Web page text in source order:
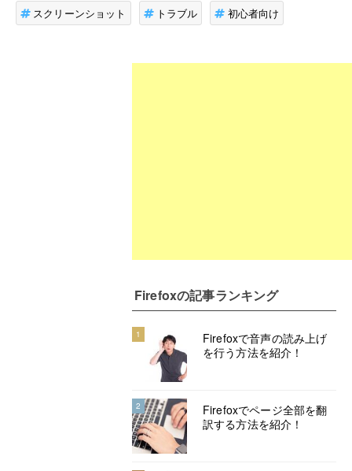
スクリーンショット トラブル 初心者向け
Firefoxの記事ランキング
1
Firefoxで音声の読み上げ
を行う方法を紹介！
2
Firefoxでページ全部を翻
訳する方法を紹介！